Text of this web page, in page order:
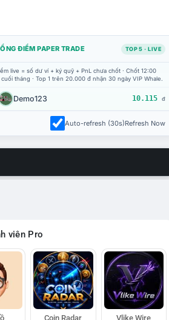
ĐIỂM PAPER TRADE TOP 5 · LIVE
live = số dư ví + ký quỹ + PnL chưa chốt · Chốt 12:00
tháng · Top 1 trên 20.000 đ nhận 30 ngày VIP Whale.
Demo123 10.115 đ
Auto-refresh (30s)Refresh Now
viên Pro
Coin Radar Vlike Wire